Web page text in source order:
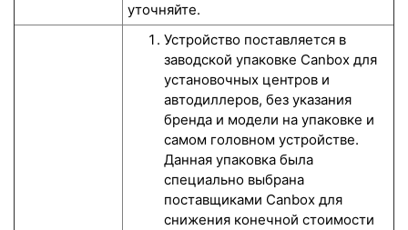
уточняйте.
Устройство поставляется в
заводской упаковке Canbox для
установочных центров и
автодиллеров, без указания
бренда и модели на упаковке и
самом головном устройстве.
Данная упаковка была
специально выбрана
поставщиками Canbox для
снижения конечной стоимости